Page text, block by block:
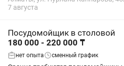
•Ответственность и аккуратность.
7 августа
Посудомойщик в столовой
180 000 - 220 000 ₸
нет опыта сменный график